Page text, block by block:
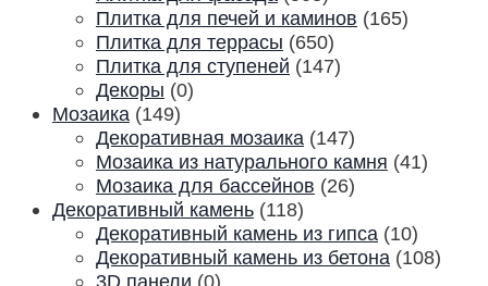
Плитка для печей и каминов (165)
Плитка для террасы (650)
Плитка для ступеней (147)
Декоры (0)
Мозаика (149)
Декоративная мозаика (147)
Мозаика из натурального камня (41)
Мозаика для бассейнов (26)
Декоративный камень (118)
Декоративный камень из гипса (10)
Декоративный камень из бетона (108)
3D панели (0)